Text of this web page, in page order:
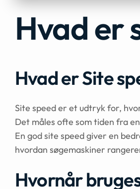
Hvad er
Hvad er Site
Site speed er et udtryk for,
Det måles ofte som tiden fra
En god site speed giver en
hvordan søgemaskiner
Hvornår